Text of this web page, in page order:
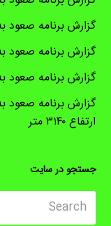
گزارش برنامه صعود به
گزارش برنامه صعود به
گزارش برنامه صعود به
ارتفاع ۳۱۴۰ متر
جستجو در سایت
Search